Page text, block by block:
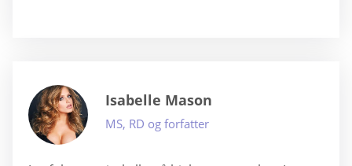
Isabelle Mason
MS, RD og forfatter